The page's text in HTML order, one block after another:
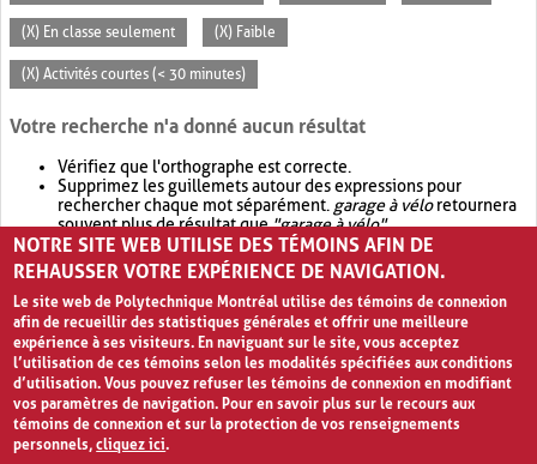
(X) En classe seulement (X) Faible
(X) Activités courtes (< 30 minutes)
Votre recherche n'a donné aucun résultat
Vérifiez que l'orthographe est correcte.
Supprimez les guillemets autour des expressions pour
rechercher chaque mot séparément. garage à véloretournera
souvent plus de résultat que"garage à vélo".
Envisagez d'élargir votre recherche avec OR.garage OR vélo
retournera souvent plus de résultat quegarage à vélo
NOTRE SITE WEB UTILISE DES TÉMOINS AFIN DE
REHAUSSER VOTRE EXPÉRIENCE DE NAVIGATION.
Le site web de Polytechnique Montréal utilise des témoins de connexion
afin de recueillir des statistiques générales et offrir une meilleure
expérience à ses visiteurs. En naviguant sur le site, vous acceptez
l’utilisation de ces témoins selon les modalités spécifiées aux conditions
d’utilisation. Vous pouvez refuser les témoins de connexion en modifiant
vos paramètres de navigation. Pour en savoir plus sur le recours aux
témoins de connexion et sur la protection de vos renseignements
personnels,cliquez ici.